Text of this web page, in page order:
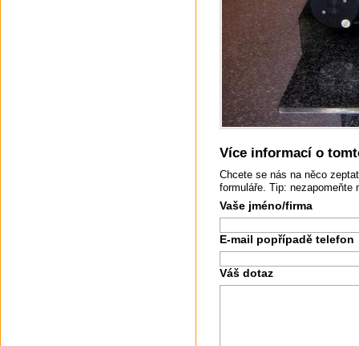
Více informací o
Chcete se nás na něco
formuláře. Tip:
Vaše jméno/firma
E-mail popřípadě telefon
Váš dotaz